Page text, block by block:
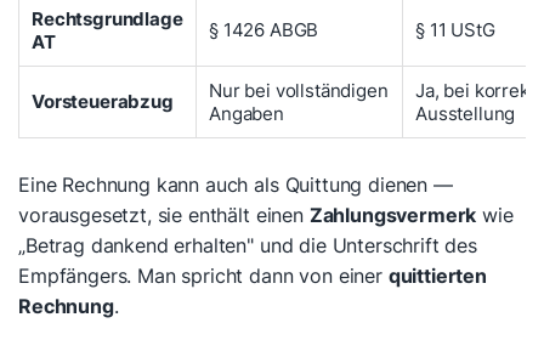
Rechtsgrundlage
AT
§ 1426 ABGB § 11 UStG
Vorsteuerabzug
Nur bei vollständigen
Angaben
Ja, bei
Ausstellung
Eine Rechnung kann auch als Quittung dienen —
vorausgesetzt, sie enthält einen Zahlungsvermerk wie
„Betrag dankend erhalten" und die Unterschrift des
Empfängers. Man spricht dann von einer quittierten
Rechnung.